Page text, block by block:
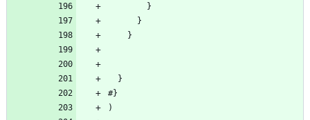
}
}
}
}
#}
)